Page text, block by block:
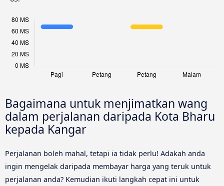
Bagaimana untuk menjimatkan wang
dalam perjalanan daripada Kota Bharu
kepada Kangar
Perjalanan boleh mahal, tetapi ia tidak perlu! Adakah anda
ingin mengelak daripada membayar harga yang teruk untuk
perjalanan anda? Kemudian ikuti langkah cepat ini untuk